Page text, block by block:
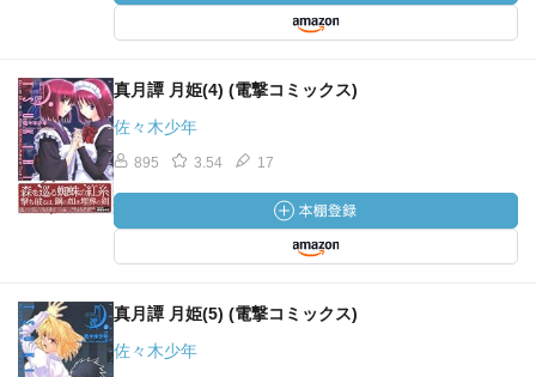
真月譚 月姫(4) (電撃コミックス)
佐々木少年
895 3.54 17
真月譚 月姫(5) (電撃コミックス)
佐々木少年